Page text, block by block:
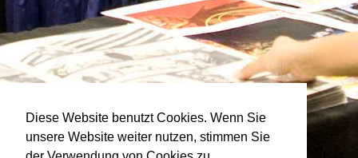
Diese Website benutzt Cookies. Wenn Sie
unsere Website weiter nutzen, stimmen Sie